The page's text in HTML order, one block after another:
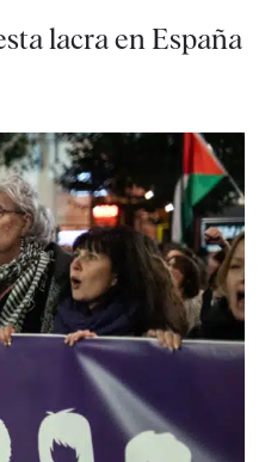
lacra en España